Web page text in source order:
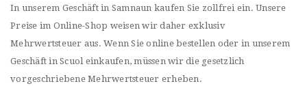
In unserem Geschäft in Samnaun kaufen Sie zollfrei ein. Unsere
Preise im Online-Shop weisen wir daher exklusiv
Mehrwertsteuer aus. Wenn Sie online bestellen oder in unserem
Geschäft in Scuol einkaufen, müssen wir die gesetzlich
vorgeschriebene Mehrwertsteuer erheben.